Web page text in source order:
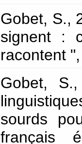
Gobet, S.,
signent :
racontent
Gobet,
sourds